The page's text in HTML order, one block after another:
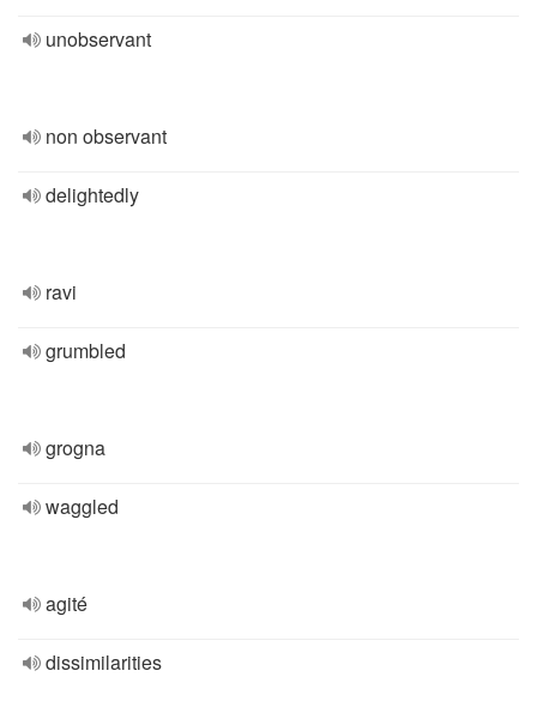
unobservant
non observant
delightedly
ravi
grumbled
grogna
waggled
agité
dissimilarities